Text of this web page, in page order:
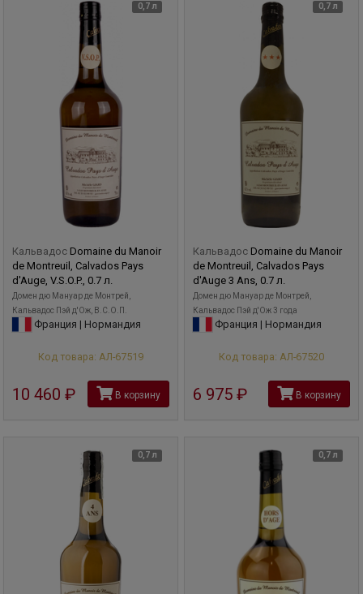
0,7 л
Кальвадос Domaine du Manoir
de Montreuil, Calvados Pays
d'Auge, V.S.O.P., 0.7 л.
Домен дю Мануар де Монтрей,
Кальвадос Пэй д'Ож, В.С.О.П.
Франция | Нормандия
Код товара: АЛ-67519
10 460 рубВ корзину
0,7 л
Кальвадос Domaine du Manoir
de Montreuil, Calvados Pays
d'Auge 3 Ans, 0.7 л.
Домен дю Мануар де Монтрей,
Кальвадос Пэй д'Ож 3 года
Франция | Нормандия
Код товара: АЛ-67520
6 975 руб В корзину
0,7 л 0,7 л